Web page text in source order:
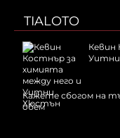
TIALOTO
Кевин
Кажете сбогом на
обем